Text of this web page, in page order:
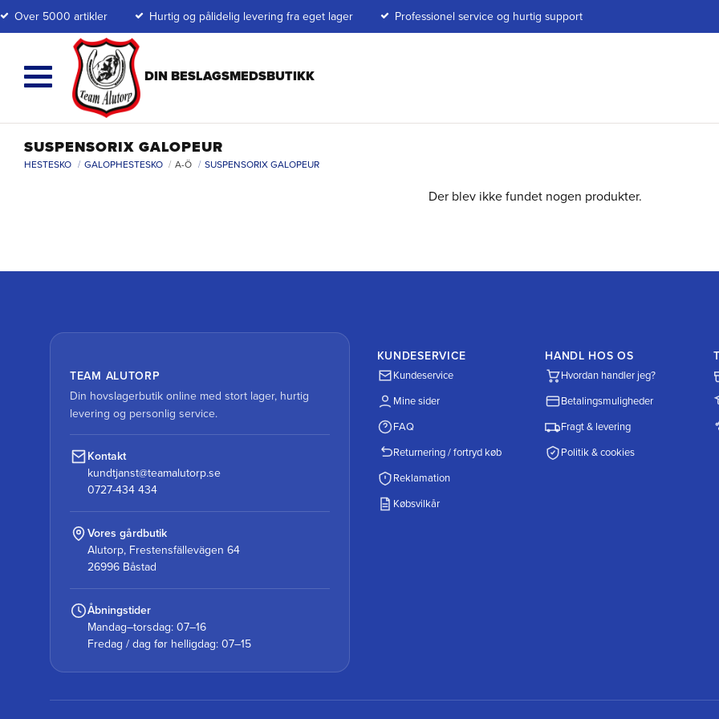
Over 5000 artikler Hurtig og pålidelig levering fra eget lager Professionel service og hurtig support
SUSPENSORIX GALOPEUR
HESTESKO GALOPHESTESKO A-Ö SUSPENSORIX GALOPEUR
Der blev ikke fundet nogen produkter.
TEAM ALUTORP
Din hovslagerbutik online med stort lager, hurtig
levering og personlig service.
Kontakt
kundtjanst@teamalutorp.se
0727-434 434
Vores gårdbutik
Alutorp, Frestensfällevägen 64
26996 Båstad
Åbningstider
Mandag–torsdag: 07–16
Fredag / dag før helligdag: 07–15
KUNDESERVICE
Kundeservice
Mine sider
FAQ
Returnering / fortryd køb
Reklamation
Købsvilkår
HANDL HOS OS
Hvordan handler jeg?
Betalingsmuligheder
Fragt & levering
Politik & cookies